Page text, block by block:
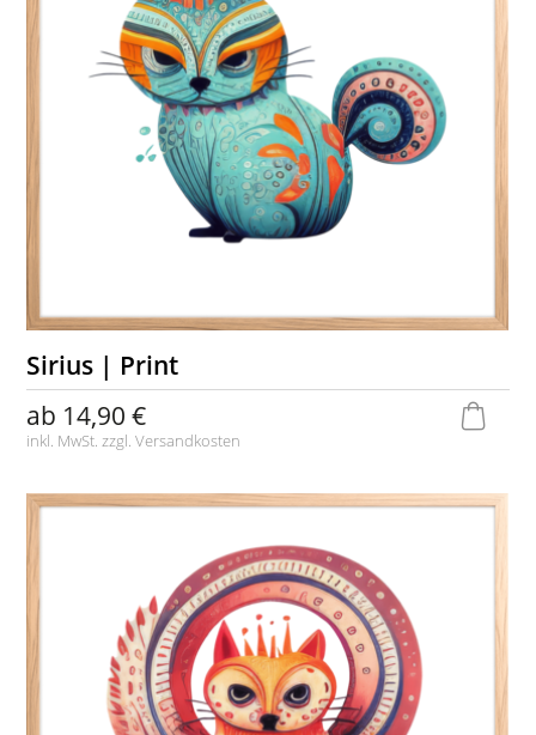
Sirius | Print
ab 14,90 €
inkl. MwSt. zzgl.Versandkosten